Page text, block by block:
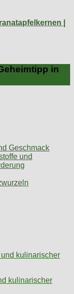
|
in
Geschmack
und
kulinarischer